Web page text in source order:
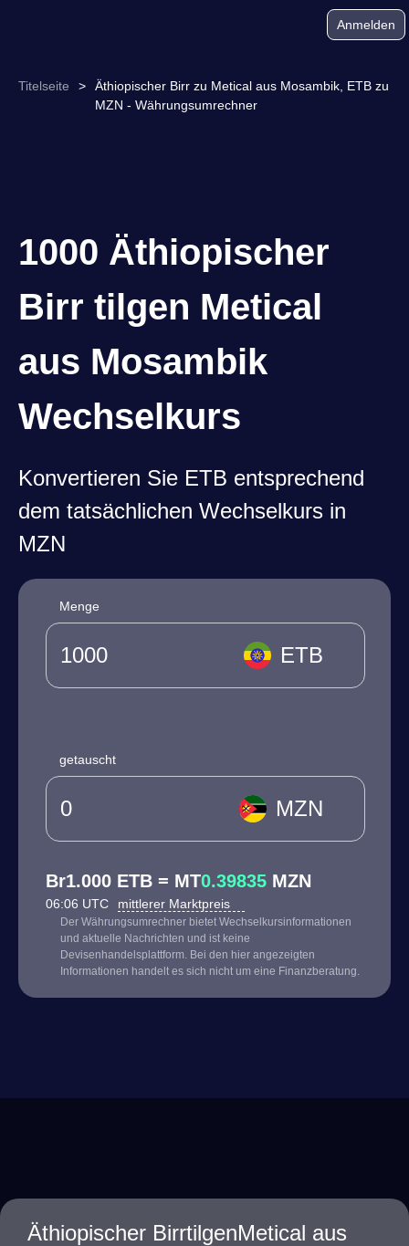
Anmelden
Titelseite >
Äthiopischer Birr zu Metical aus Mosambik, ETB zu
MZN - Währungsumrechner
1000 Äthiopischer
Birr tilgen Metical
aus Mosambik
Wechselkurs
Konvertieren Sie ETB entsprechend
dem tatsächlichen Wechselkurs in
MZN
Menge
ETB
getauscht
MZN
Br1.000 ETB = MT0.39835 MZN
06:06 UTC mittlerer Marktpreis
Der Währungsumrechner bietet Wechselkursinformationen
und aktuelle Nachrichten und ist keine
Devisenhandelsplattform. Bei den hier angezeigten
Informationen handelt es sich nicht um eine Finanzberatung.
Äthiopischer BirrtilgenMetical aus